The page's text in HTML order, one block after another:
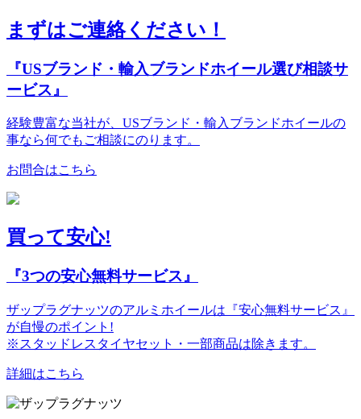
まずはご連絡ください！
『USブランド・輸入ブランドホイール選び相談サ
ービス』
経験豊富な当社が、USブランド・輸入ブランドホイールの
事なら何でもご相談にのります。
お問合はこちら
買って安心!
『3つの安心無料サービス』
ザップラグナッツのアルミホイールは『安心無料サービス』
が自慢のポイント!
※スタッドレスタイヤセット・一部商品は除きます。
詳細はこちら